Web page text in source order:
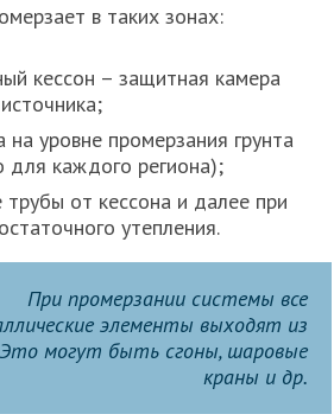
в таких зонах:
кессон – защитная камера
на уровне промерзания грунта
для каждого региона);
от кессона и далее при
утепления.
При промерзании системы все
элементы выходят из
могут быть сгоны, шаровые
краны и др.